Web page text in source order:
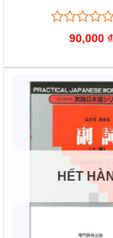
giá
90,000 ₫
HẾT